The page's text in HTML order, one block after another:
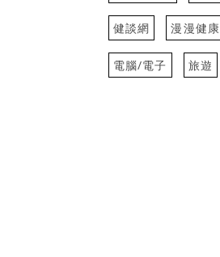
健談網 漫漫健康
電腦/電子 旅遊